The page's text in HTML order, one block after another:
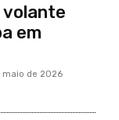
volante
em
maio de 2026